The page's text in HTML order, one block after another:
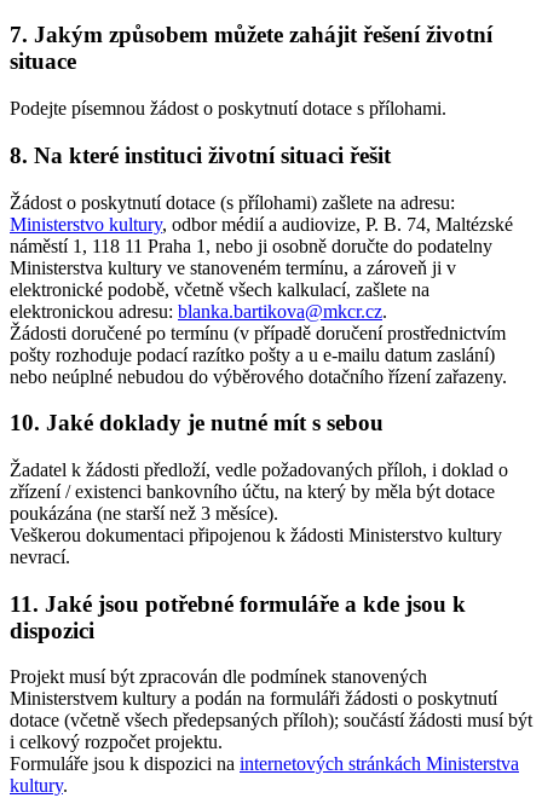
7. Jakým způsobem můžete zahájit řešení životní
situace
Podejte písemnou žádost o poskytnutí dotace s přílohami.
8. Na které instituci životní situaci řešit
Žádost o poskytnutí dotace (s přílohami) zašlete na adresu:
Ministerstvo kultury, odbor médií a audiovize, P. B. 74, Maltézské
náměstí 1, 118 11 Praha 1, nebo ji osobně doručte do podatelny
Ministerstva kultury ve stanoveném termínu, a zároveň ji v
elektronické podobě, včetně všech kalkulací, zašlete na
elektronickou adresu: blanka.bartikova@mkcr.cz.
Žádosti doručené po termínu (v případě doručení prostřednictvím
pošty rozhoduje podací razítko pošty a u e-mailu datum zaslání)
nebo neúplné nebudou do výběrového dotačního řízení zařazeny.
10. Jaké doklady je nutné mít s sebou
Žadatel k žádosti předloží, vedle požadovaných příloh, i doklad o
zřízení / existenci bankovního účtu, na který by měla být dotace
poukázána (ne starší než 3 měsíce).
Veškerou dokumentaci připojenou k žádosti Ministerstvo kultury
nevrací.
11. Jaké jsou potřebné formuláře a kde jsou k
dispozici
Projekt musí být zpracován dle podmínek stanovených
Ministerstvem kultury a podán na formuláři žádosti o poskytnutí
dotace (včetně všech předepsaných příloh); součástí žádosti musí být
i celkový rozpočet projektu.
Formuláře jsou k dispozici na internetových stránkách Ministerstva
kultury.